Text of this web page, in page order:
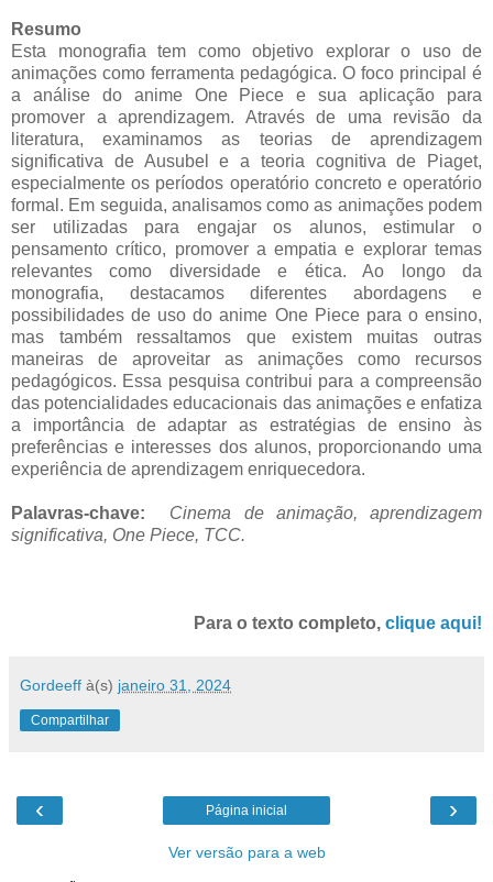
Resumo
Esta monografia tem como objetivo explorar o uso de
animações como ferramenta pedagógica. O foco principal é
a análise do anime One Piece e sua aplicação para
promover a aprendizagem. Através de uma revisão da
literatura, examinamos as teorias de aprendizagem
significativa de Ausubel e a teoria cognitiva de Piaget,
especialmente os períodos operatório concreto e operatório
formal. Em seguida, analisamos como as animações podem
ser utilizadas para engajar os alunos, estimular o
pensamento crítico, promover a empatia e explorar temas
relevantes como diversidade e ética. Ao longo da
monografia, destacamos diferentes abordagens e
possibilidades de uso do anime One Piece para o ensino,
mas também ressaltamos que existem muitas outras
maneiras de aproveitar as animações como recursos
pedagógicos. Essa pesquisa contribui para a compreensão
das potencialidades educacionais das animações e enfatiza
a importância de adaptar as estratégias de ensino às
preferências e interesses dos alunos, proporcionando uma
experiência de aprendizagem enriquecedora.
Palavras-chave:
Cinema de animação, aprendizagem
significativa, One Piece, TCC.
Para o texto completo, clique aqui!
Gordeeff à(s) janeiro 31, 2024
Compartilhar
‹ ›
Página inicial
Ver versão para a web